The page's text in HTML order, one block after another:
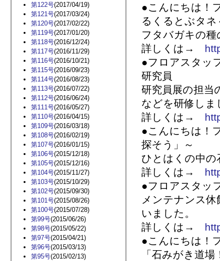
第122号(2017/04/19)
第121号(2017/03/24)
第120号(2017/02/22)
第119号(2017/01/20)
第118号(2016/12/24)
第117号(2016/11/29)
第116号(2016/10/21)
第115号(2016/09/23)
第114号(2016/08/23)
第113号(2016/07/22)
第112号(2016/06/24)
第111号(2016/05/27)
第110号(2016/04/15)
第109号(2016/03/18)
第108号(2016/02/19)
第107号(2016/01/15)
第106号(2015/12/18)
第105号(2015/12/16)
第104号(2015/11/27)
第103号(2015/10/29)
第102号(2015/09/30)
第101号(2015/08/26)
第100号(2015/07/28)
第99号(2015/06/26)
第98号(2015/05/22)
第97号(2015/04/21)
第96号(2015/03/13)
第95号(2015/02/13)
●こんにちは！
るくるとぶタネ
フタバガキの
詳しくは→
●フロアスタッ
研究員
研究員展の担当
などを研修しま
詳しくは→
●こんにちは！
探そう」～
ひとはくの中
詳しくは→
●フロアスタッ
メンテナンス
いました。
詳しくは→
●こんにちは！
「石みがき道